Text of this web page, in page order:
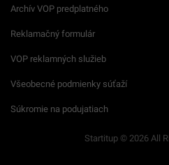
Archív VOP predplatného
Reklamačný formulár
VOP reklamných služieb
Všeobecné podmienky súťaží
Súkromie na podujatiach
Startitup © 2026 All